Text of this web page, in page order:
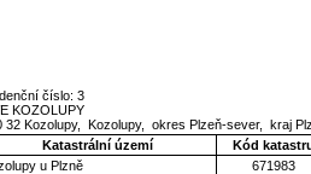
číslo: 3
KOZOLUPY
32 Kozolupy, Kozolupy, okres Plzeň-sever, kraj
Katastrální území
Kód
u Plzně
671983